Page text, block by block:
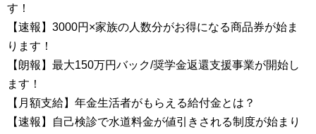
す！
【速報】3000円×家族の人数分がお得になる商品券が始ま
ります！
【朗報】最大150万円バック/奨学金返還支援事業が開始し
ます！
【月額支給】年金生活者がもらえる給付金とは？
【速報】自己検診で水道料金が値引きされる制度が始まり